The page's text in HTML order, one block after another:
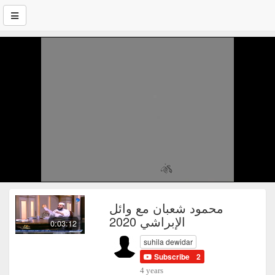
0:03:12
محمود شعبان مع وائل
الإبراشي 2020
suhila dewidar
Subscribe 2
4 years